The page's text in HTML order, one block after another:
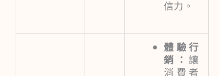
信力。
體驗行
銷：讓
消費者